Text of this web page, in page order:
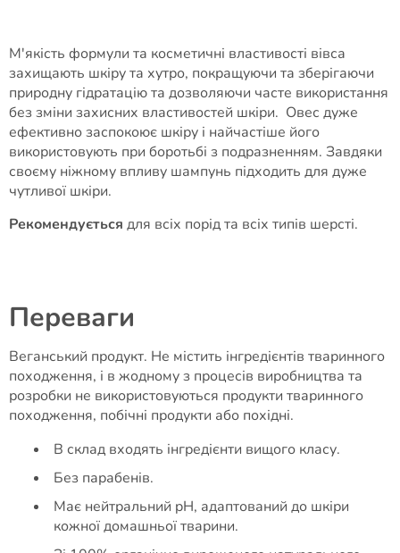
М'якість формули та косметичні властивості вівса
захищають шкіру та хутро, покращуючи та зберігаючи
природну гідратацію та дозволяючи часте використання
без зміни захисних властивостей шкіри. Овес дуже
ефективно заспокоює шкіру і найчастіше його
використовують при боротьбі з подразненням. Завдяки
своєму ніжному впливу шампунь підходить для дуже
чутливої ​​шкіри.
Рекомендується для всіх порід та всіх типів шерсті.
Переваги
Веганський продукт. Не містить інгредієнтів тваринного
походження, і в жодному з процесів виробництва та
розробки не використовуються продукти тваринного
походження, побічні продукти або похідні.
В склад входять інгредієнти вищого класу.
Без парабенів.
Має нейтральний pH, адаптований до шкіри
кожної домашньої тварини.